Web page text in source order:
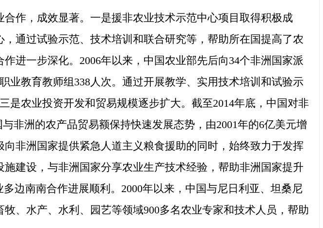
，成效显著。一是援非农业技术示范中心项目取得积极成
通过试验示范、技术培训和联合研究等，帮助所在国提高了农
进一步深化。2006年以来，中国农业部先后向34个非洲国家派
业教育教师组338人次。通过开展教学、实用技术培训和试验示
农业投资开发和贸易规模逐步扩大。截至2014年底，中国对非
非洲的农产品贸易额保持快速发展态势，由2001年的6亿美元增
非洲国家提供紧急人道主义粮食援助的同时，始终致力于发挥
建设，与非洲国家分享农业生产技术经验，帮助非洲国家提升
边南南合作进展顺利。2000年以来，中国与尼日利亚、坦桑尼
、水产、水利、园艺等领域900多名农业专家和技术人员，帮助